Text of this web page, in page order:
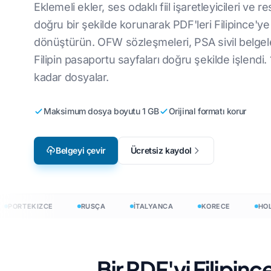
Video Oyunu Yerelleştirme
e-Öğrenim
CSV
JSON'u çevir
HTML Çevirmen
.DOCX Kelime
Excel Dosya
İngilizce'den Korece'ye
İngilizce - Arapça
İngilizce'den Türkçe'ye
İngilizce'den Urducaya
Eklemeli ekler, ses odaklı fiil işaretleyicileri ve
doğru bir şekilde korunarak PDF'leri Filipince'ye
dönüştürün. OFW sözleşmeleri, PSA sivil
Filipin pasaportu sayfaları doğru şekilde işlendi.
kadar dosyalar.
Maksimum dosya boyutu 1 GB Orijinal formatı korur
Belgeyi çevir Ücretsiz kaydol
RUSÇA İTALYANCA KORECE